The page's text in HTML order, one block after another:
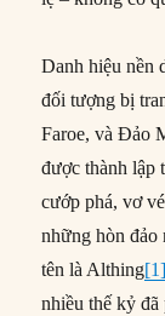
Danh hiệu nền
đối tượng bị
Faroe, và Đảo
được thành lập
cướp phá, vơ
những hòn
tên là Althing[1]
nhiều thế kỷ